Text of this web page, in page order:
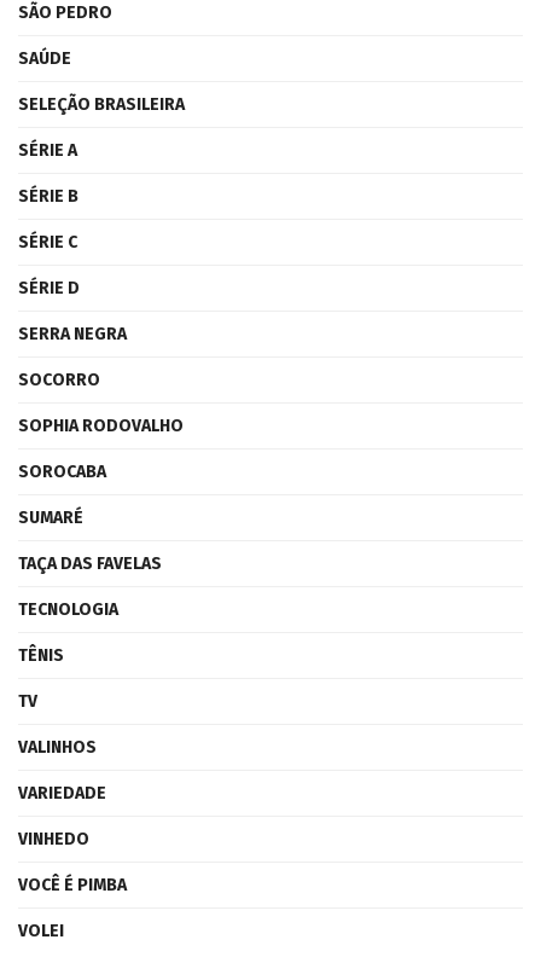
SÃO PEDRO
SAÚDE
SELEÇÃO BRASILEIRA
SÉRIE A
SÉRIE B
SÉRIE C
SÉRIE D
SERRA NEGRA
SOCORRO
SOPHIA RODOVALHO
SOROCABA
SUMARÉ
TAÇA DAS FAVELAS
TECNOLOGIA
TÊNIS
TV
VALINHOS
VARIEDADE
VINHEDO
VOCÊ É PIMBA
VOLEI